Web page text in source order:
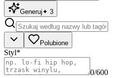
Generuj✦ 3
Polubione
Styl*
0/600